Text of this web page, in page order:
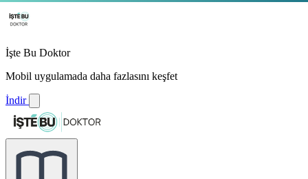
İşte Bu Doktor
Mobil uygulamada daha fazlasını keşfet
İndir